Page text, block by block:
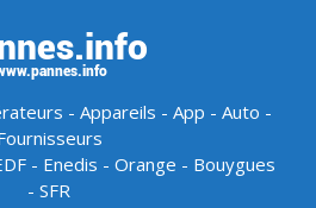
- Appareils - App - Auto -
- Enedis - Orange - Bouygues
- SFR